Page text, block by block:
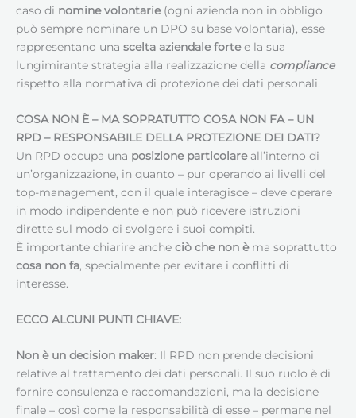
caso di nomine volontarie(ogni azienda non in obbligo
può sempre nominare un DPO su base volontaria), esse
rappresentano una scelta aziendale fortee la sua
lungimirante strategia alla realizzazione della compliance
rispetto alla normativa di protezione dei dati personali.
COSA NON È – MA SOPRATUTTO COSA NON FA – UN
RPD – RESPONSABILE DELLA PROTEZIONE DEI DATI?
Un RPD occupa una posizione particolareall’interno di
un’organizzazione, in quanto – pur operando ai livelli del
top-management, con il quale interagisce – deve operare
in modo indipendente e non può ricevere istruzioni
dirette sul modo di svolgere i suoi compiti.
È importante chiarire anche ciò che non èma soprattutto
cosa non fa, specialmente per evitare i conflitti di
interesse.
ECCO ALCUNI PUNTI CHIAVE:
Non è un decision maker: Il RPD non prende decisioni
relative al trattamento dei dati personali. Il suo ruolo è di
fornire consulenza e raccomandazioni, ma la decisione
finale – così come la responsabilità di esse – permane nel